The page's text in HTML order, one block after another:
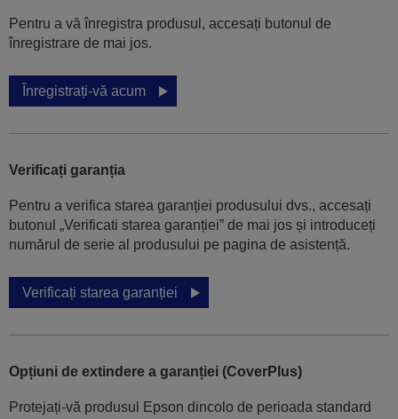
Pentru a vă înregistra produsul, accesați butonul de
înregistrare de mai jos.
Înregistrați-vă acum
Verificați garanția
Pentru a verifica starea garanției produsului dvs., accesați
butonul „Verificati starea garanției” de mai jos și introduceți
numărul de serie al produsului pe pagina de asistență.
Verificați starea garanției
Opțiuni de extindere a garanției (CoverPlus)
Protejați-vă produsul Epson dincolo de perioada standard